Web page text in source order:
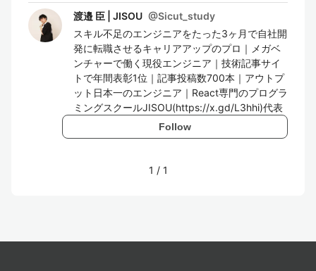
渡邉 臣 | JISOU @Sicut_study
スキル不足のエンジニアをたった3ヶ月で自社開
発に転職させるキャリアアップのプロ｜メガベ
ンチャーで働く現役エンジニア｜技術記事サイ
トで年間表彰1位｜記事投稿数700本｜アウトプ
ット日本一のエンジニア｜React専門のプログラ
ミングスクールJISOU(https://x.gd/L3hhi)代表
Follow
1 / 1